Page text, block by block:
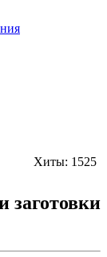
Хиты: 1525
заготовки